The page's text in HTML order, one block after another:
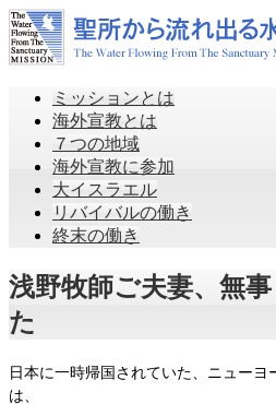
ミッションとは
海外宣教とは
７つの地域
海外宣教に参加
大イスラエル
リバイバルの働き
終末の働き
浅野牧師ご夫妻、無
た
日本に一時帰国されていた、ニュー
は、